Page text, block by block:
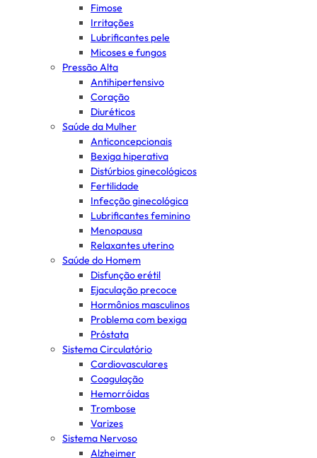
Fimose
Irritações
Lubrificantes pele
Micoses e fungos
Pressão Alta
Antihipertensivo
Coração
Diuréticos
Saúde da Mulher
Anticoncepcionais
Bexiga hiperativa
Distúrbios ginecológicos
Fertilidade
Infecção ginecológica
Lubrificantes feminino
Menopausa
Relaxantes uterino
Saúde do Homem
Disfunção erétil
Ejaculação precoce
Hormônios masculinos
Problema com bexiga
Próstata
Sistema Circulatório
Cardiovasculares
Coagulação
Hemorróidas
Trombose
Varizes
Sistema Nervoso
Alzheimer